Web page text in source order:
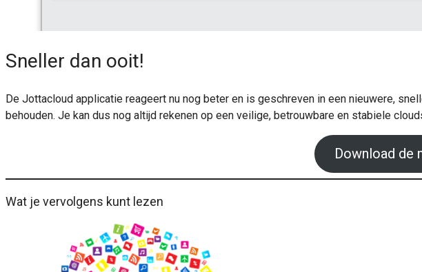
Sneller dan ooit!
De Jottacloud applicatie reageert nu nog beter en is geschreven in een nieuwere,
behouden. Je kan dus nog altijd rekenen op een veilige, betrouwbare en stabiele
Download de
Wat je vervolgens kunt lezen